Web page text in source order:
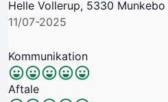
Helle Vollerup, 5330 Munkebo
11/07-2025
Kommunikation
Aftale